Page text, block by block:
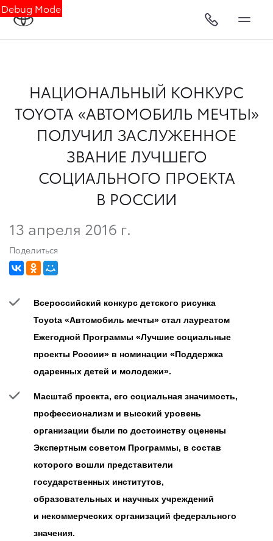
Debug Mode
НАЦИОНАЛЬНЫЙ КОНКУРС
TOYOTA «АВТОМОБИЛЬ МЕЧТЫ»
ПОЛУЧИЛ ЗАСЛУЖЕННОЕ
ЗВАНИЕ ЛУЧШЕГО
СОЦИАЛЬНОГО ПРОЕКТА
В РОССИИ
13 апреля 2016 г.
Поделиться
Всероссийский конкурс детского рисунка
Toyota «Автомобиль мечты» стал лауреатом
Ежегодной Программы «Лучшие социальные
проекты России» в номинации «Поддержка
одаренных детей и молодежи».
Масштаб проекта, его социальная значимость,
профессионализм и высокий уровень
организации были по достоинству оценены
Экспертным советом Программы, в состав
которого вошли представители
государственных институтов,
образовательных и научных учреждений
и некоммерческих организаций федерального
значения.